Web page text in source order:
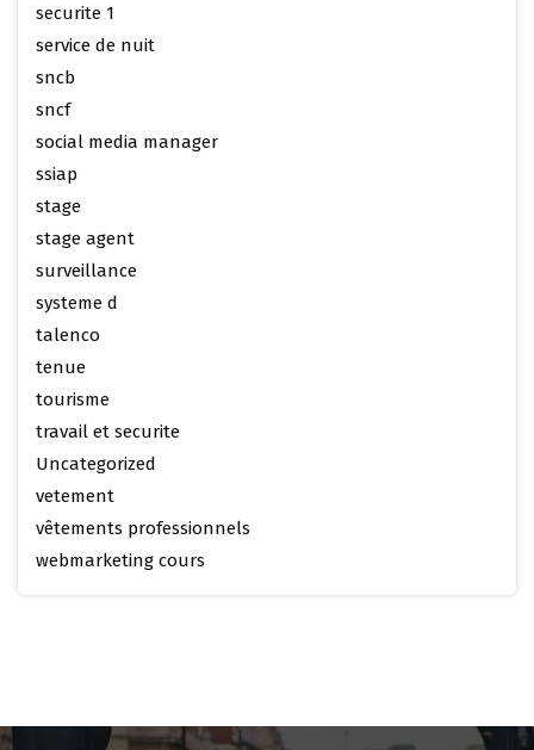
securite 1
service de nuit
sncb
sncf
social media manager
ssiap
stage
stage agent
surveillance
systeme d
talenco
tenue
tourisme
travail et securite
Uncategorized
vetement
vêtements professionnels
webmarketing cours